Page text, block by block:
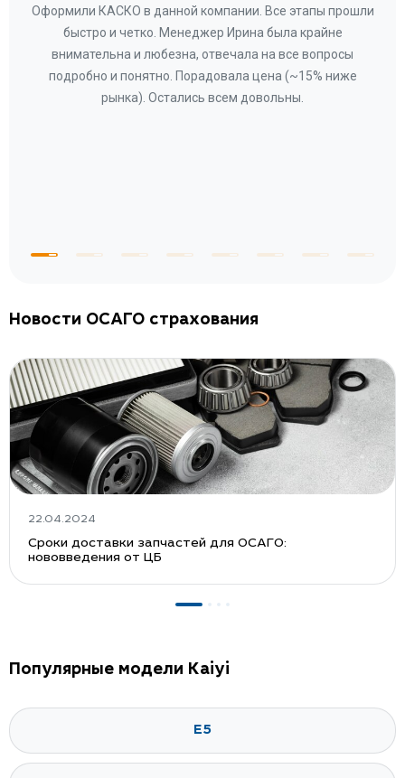
Оформили КАСКО в данной компании. Все этапы прошли
быстро и четко. Менеджер Ирина была крайне
внимательна и любезна, отвечала на все вопросы
подробно и понятно. Порадовала цена (~15% ниже
рынка). Остались всем довольны.
Новости ОСАГО страхования
22.04.2024
Сроки доставки запчастей для ОСАГО:
нововведения от ЦБ
Популярные модели Kaiyi
E5